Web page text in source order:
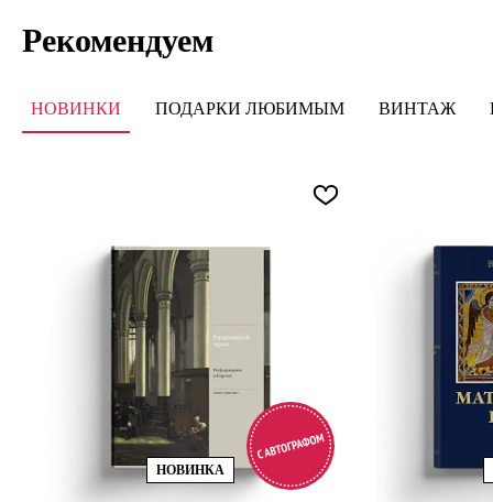
Рекомендуем
НОВИНКИ ПОДАРКИ ЛЮБИМЫМ ВИНТАЖ
НОВИНКА